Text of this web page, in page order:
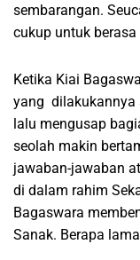
sembarangan.
cukup untuk berasa
Ketika Kiai
yang dilakukannya
lalu mengusap
seolah makin
jawaban-jawaban
di dalam rahim
Bagaswara
Sanak. Berapa